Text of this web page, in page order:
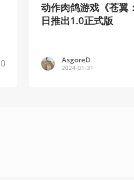
0
动作肉鸽游戏《苍翼
日推出1.0正式版
AsgoreD
2024-01-31